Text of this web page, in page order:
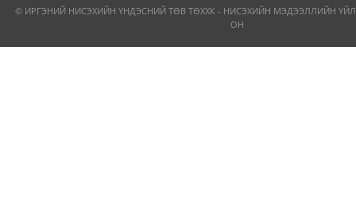
© ИРГЭНИЙ НИСЭХИЙН ҮНДЭСНИЙ ТӨВ ТӨХХК - НИСЭХИЙН МЭДЭЭЛЛИЙН
ОН